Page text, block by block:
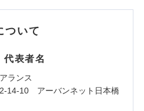
ついて
代表者名
ランス
14-10 アーバンネット日本橋